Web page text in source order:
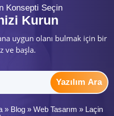
Konsepti Seçin
Kurun
uygun olanı bulmak için bir
ve başla.
Yazılım Ara
» Blog» Web Tasarım » Laçin